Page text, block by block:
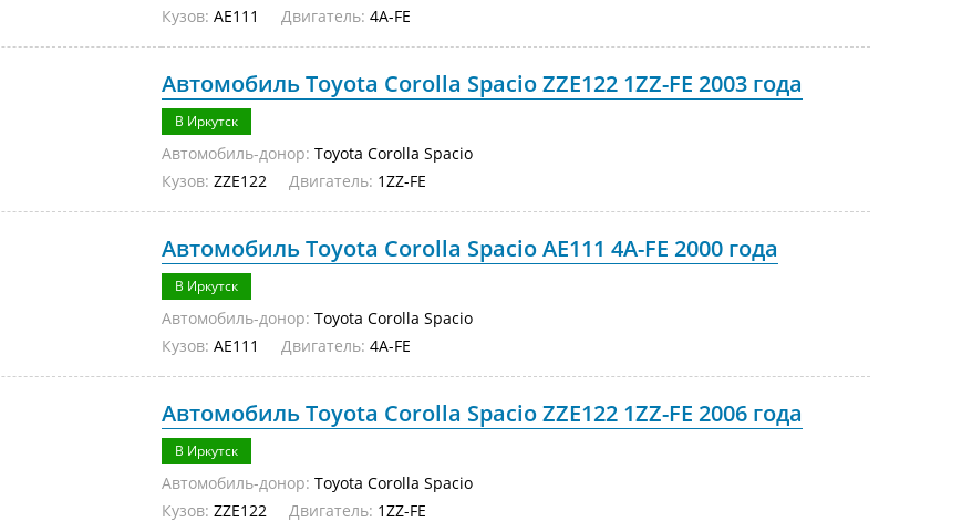
Кузов: AE111 Двигатель: 4A-FE
Автомобиль Toyota Corolla Spacio ZZE122 1ZZ-FE 2003 года
В Иркутск
Автомобиль-донор: Toyota Corolla Spacio
Кузов: ZZE122 Двигатель: 1ZZ-FE
Автомобиль Toyota Corolla Spacio AE111 4A-FE 2000 года
В Иркутск
Автомобиль-донор: Toyota Corolla Spacio
Кузов: AE111 Двигатель: 4A-FE
Автомобиль Toyota Corolla Spacio ZZE122 1ZZ-FE 2006 года
В Иркутск
Автомобиль-донор: Toyota Corolla Spacio
Кузов: ZZE122 Двигатель: 1ZZ-FE